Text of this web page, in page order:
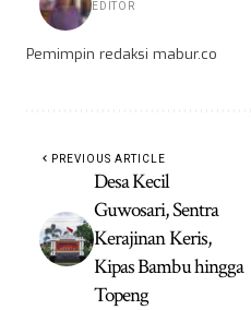
EDITOR
Pemimpin redaksi mabur.co
PREVIOUS ARTICLE
Desa Kecil
Guwosari, Sentra
Kerajinan Keris,
Kipas Bambu hingga
Topeng